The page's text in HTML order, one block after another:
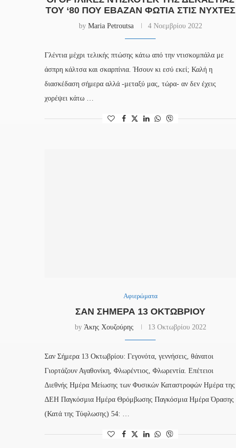
ΤΟΥ ‘80 ΠΟΥ ΈΒΑΖΑΝ ΦΩΤΙΆ ΣΤΙΣ ΝΎΧΤΕΣ
by Maria Petroutsa 4 Νοεμβρίου 2022
Γλέντια μέχρι τελικής πτώσης κάτω από την ντισκομπάλα με
άσπρη κάλτσα και σκαρπίνια. Ήσουν κι εσύ εκεί; Καλή η
διασκέδαση σήμερα αλλά -μεταξύ μας, τώρα- αν δεν έχεις
χορέψει κάτω …
Αφιερώματα
ΣΑΝ ΣΉΜΕΡΑ 13 ΟΚΤΩΒΡΊΟΥ
by Άκης Χουζούρης 13 Οκτωβρίου 2022
Σαν Σήμερα 13 Οκτωβρίου: Γεγονότα, γεννήσεις, θάνατοι
Γιορτάζουν Αγαθονίκη, Φλωρέντιος, Φλωρεντία. Επέτειοι
Διεθνής Ημέρα Μείωσης των Φυσικών Καταστροφών Ημέρα της
ΔΕΗ Παγκόσμια Ημέρα Θρόμβωσης Παγκόσμια Ημέρα Όρασης
(Κατά της Τύφλωσης) 54: …